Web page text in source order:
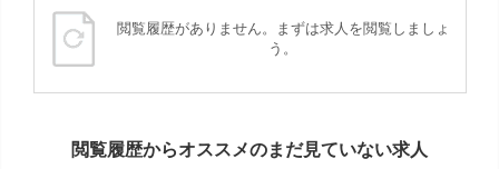
閲覧履歴がありません。まずは求人を閲覧しましょ
う。
閲覧履歴からオススメのまだ見ていない求人